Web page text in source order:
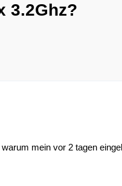
3.2Ghz?
mein vor 2 tagen